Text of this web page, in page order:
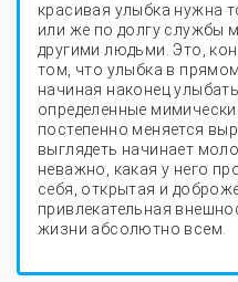
красивая улыбка нужна
или же по долгу службы
другими людьми. Это,
том, что улыбка в
начиная наконец
определенные
постепенно меняется
выглядеть начинает
неважно, какая у него
себя, открытая и
привлекательная
жизни абсолютно всем.